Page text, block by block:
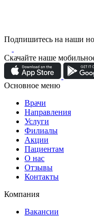
Подпишитесь на наши
Скачайте наше
Основное меню
Врачи
Направления
Услуги
Филиалы
Акции
Пациентам
О нас
Отзывы
Контакты
Компания
Вакансии